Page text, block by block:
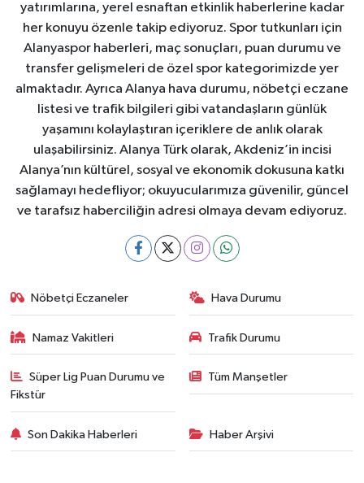
yatırımlarına, yerel esnaftan etkinlik haberlerine kadar
her konuyu özenle takip ediyoruz. Spor tutkunları için
Alanyaspor haberleri, maç sonuçları, puan durumu ve
transfer gelişmeleri de özel spor kategorimizde yer
almaktadır. Ayrıca Alanya hava durumu, nöbetçi eczane
listesi ve trafik bilgileri gibi vatandaşların günlük
yaşamını kolaylaştıran içeriklere de anlık olarak
ulaşabilirsiniz. Alanya Türk olarak, Akdeniz’in incisi
Alanya’nın kültürel, sosyal ve ekonomik dokusuna katkı
sağlamayı hedefliyor; okuyucularımıza güvenilir, güncel
ve tarafsız haberciliğin adresi olmaya devam ediyoruz.
Nöbetçi Eczaneler Hava Durumu
Namaz Vakitleri Trafik Durumu
Süper Lig Puan Durumu ve
Fikstür
Tüm Manşetler
Son Dakika Haberleri Haber Arşivi